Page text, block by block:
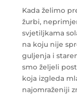
Kada želimo
žurbi,
svjetiljkama
na koju nije
guljenja i
smo željeli
koja izgleda
najomraženiji